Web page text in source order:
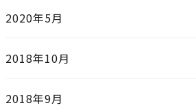
2020年5月
2018年10月
2018年9月